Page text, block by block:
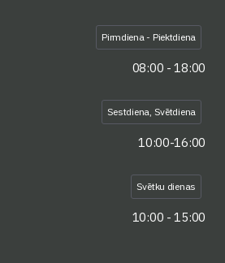
Pirmdiena - Piektdiena
08:00 - 18:00
Sestdiena, Svētdiena
10:00-16:00
Svētku dienas
10:00 - 15:00